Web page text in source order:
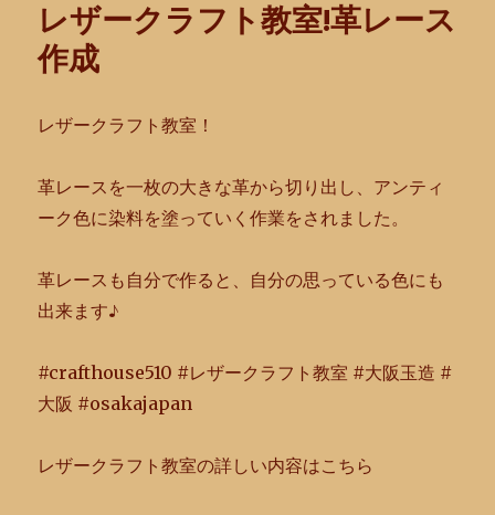
レザークラフト教室!革レース
作成
レザークラフト教室！
革レースを一枚の大きな革から切り出し、 アンティ
ーク色に染料を塗っていく作業をされました。
革レースも自分で作ると、自分の思っている色にも
出来ます♪
#crafthouse510 #レザークラフト教室 #大阪玉造 #
大阪 #osakajapan
レザークラフト教室の詳しい内容はこちら